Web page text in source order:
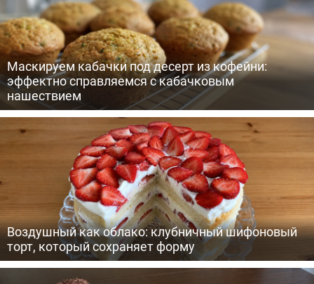
Маскируем кабачки под десерт из кофейни:
эффектно справляемся с кабачковым
нашествием
Воздушный как облако: клубничный шифоновый
торт, который сохраняет форму